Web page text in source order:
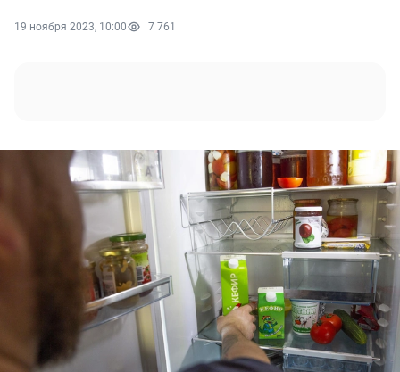
19 ноября 2023, 10:00 7 761